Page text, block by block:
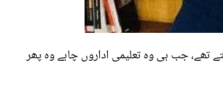
تھے، جب ہی وہ تعلیمی اداروں چاہے وہ پھر